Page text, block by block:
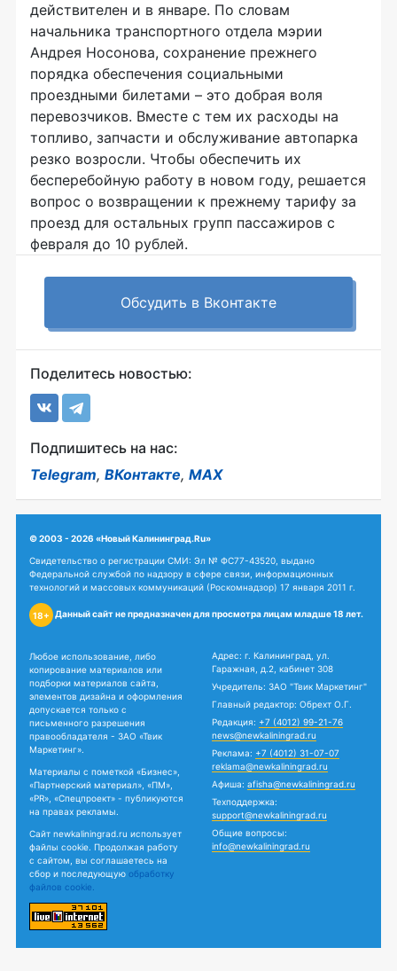
действителен и в январе. По словам
начальника транспортного отдела мэрии
Андрея Носонова, сохранение прежнего
порядка обеспечения социальными
проездными билетами – это добрая воля
перевозчиков. Вместе с тем их расходы на
топливо, запчасти и обслуживание автопарка
резко возросли. Чтобы обеспечить их
бесперебойную работу в новом году, решается
вопрос о возвращении к прежнему тарифу за
проезд для остальных групп пассажиров с
февраля до 10 рублей.
Обсудить в Вконтакте
Поделитесь новостью:
Подпишитесь на нас:
Telegram, ВКонтакте, MAX
© 2003 - 2026 «Новый Калининград.Ru»
Свидетельство о регистрации СМИ: Эл № ФС77-43520, выдано
Федеральной службой по надзору в сфере связи, информационных
технологий и массовых коммуникаций (Роскомнадзор) 17 января 2011 г.
18+ Данный сайт не предназначен для просмотра лицам младше 18 лет.
Любое использование, либо
копирование материалов или
подборки материалов сайта,
элементов дизайна и оформления
допускается только с
письменного разрешения
правообладателя - ЗАО «Твик
Маркетинг».
Материалы с пометкой «Бизнес»,
«Партнерский материал», «ПМ»,
«PR», «Спецпроект» - публикуются
на правах рекламы.
Сайт newkaliningrad.ru использует
файлы cookie. Продолжая работу
с сайтом, вы соглашаетесь на
сбор и последующую обработку
файлов cookie.
Адрес: г. Калининград, ул.
Гаражная, д.2, кабинет 308
Учредитель: ЗАО "Твик Маркетинг"
Главный редактор: Обрехт О.Г.
Редакция: +7 (4012) 99-21-76
news@newkaliningrad.ru
Реклама: +7 (4012) 31-07-07
reklama@newkaliningrad.ru
Афиша: afisha@newkaliningrad.ru
Техподдержка:
support@newkaliningrad.ru
Общие вопросы:
info@newkaliningrad.ru